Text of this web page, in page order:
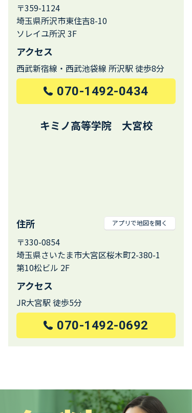
〒359-1124
埼玉県所沢市東住吉8-10
ソレイユ所沢 3F
アクセス
西武新宿線・西武池袋線 所沢駅 徒歩8分
070-1492-0434
キミノ高等学院 大宮校
住所 アプリで地図を開く
〒330-0854
埼玉県さいたま市大宮区桜木町2-380-1
第10松ビル 2F
アクセス
JR大宮駅 徒歩5分
070-1492-0692